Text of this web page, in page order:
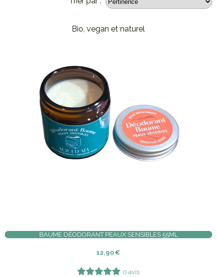
Bio, vegan et naturel
BAUME DÉODORANT PEAUX SENSIBLES 55ML
12,90 €
0 avis